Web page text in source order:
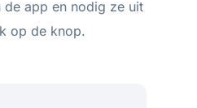
de app en nodig ze uit
op de knop.